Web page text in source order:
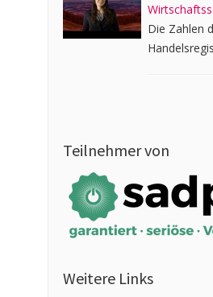
Die Zahlen
Teilnehmer von
Weitere Links